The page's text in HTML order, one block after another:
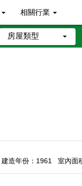
相關行業
房屋類型
建造年份：1961 室內面